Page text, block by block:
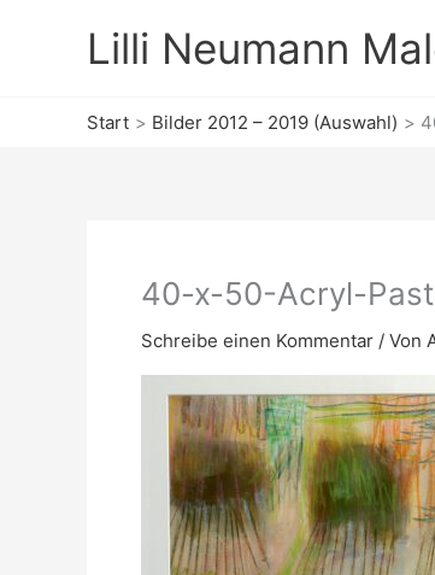
Lilli Neumann
Start Bilder 2012 – 2019 (Auswahl)
40-x-50-Acryl-
Schreibe einen Kommentar / Von